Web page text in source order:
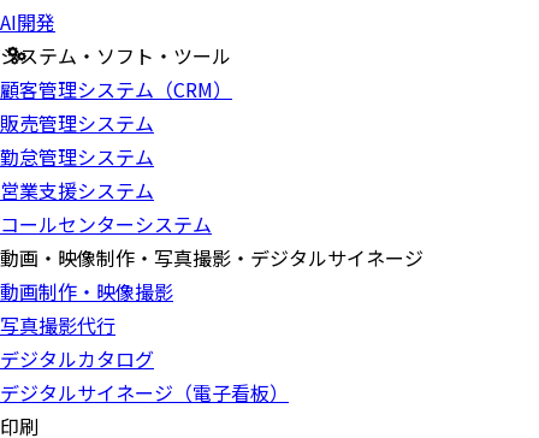
AI開発
システム・ソフト・ツール
顧客管理システム（CRM）
販売管理システム
勤怠管理システム
営業支援システム
コールセンターシステム
動画・映像制作・写真撮影・デジタルサイネージ
動画制作・映像撮影
写真撮影代行
デジタルカタログ
デジタルサイネージ（電子看板）
印刷